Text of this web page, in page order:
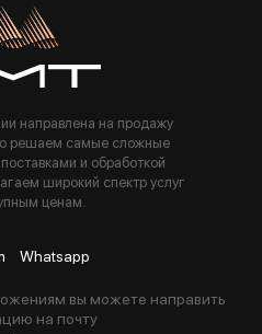
с политикой компании
направлена на продажу
решаем самые сложные
и обработкой
широкий спектр услуг
ценам.
Whatsapp
вы можете направить
на почту